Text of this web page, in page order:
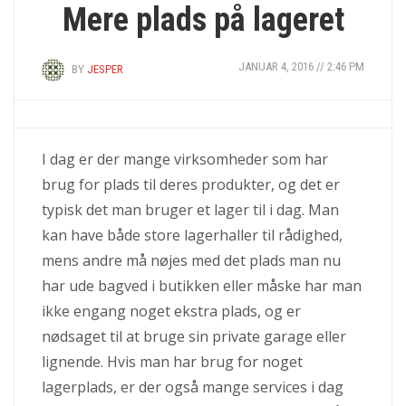
Mere plads på lageret
BY JESPER JANUAR 4, 2016 // 2:46 PM
I dag er der mange virksomheder som har
brug for plads til deres produkter, og det er
typisk det man bruger et lager til i dag. Man
kan have både store lagerhaller til rådighed,
mens andre må nøjes med det plads man nu
har ude bagved i butikken eller måske har man
ikke engang noget ekstra plads, og er
nødsaget til at bruge sin private garage eller
lignende. Hvis man har brug for noget
lagerplads, er der også mange services i dag